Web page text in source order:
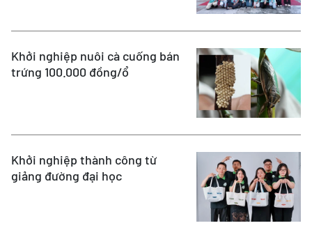
Khởi nghiệp nuôi cà cuống bán
trứng 100.000 đồng/ổ
Khởi nghiệp thành công từ
giảng đường đại học